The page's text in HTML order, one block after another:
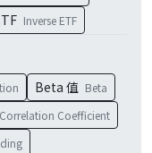
Inverse ETF
Beta 值 Beta
Correlation Coefficient